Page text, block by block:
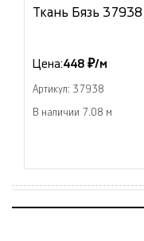
Ткань Бязь 37938
Цена:448 ₽/м
Артикул: 37938
В наличии 7.08 м